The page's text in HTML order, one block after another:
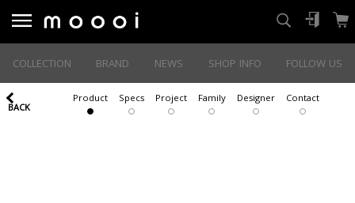
COLLECTION BRAND NEWS SHOP INFO FOLLOW US
BACK
Product Specs Project Family Designer Contact